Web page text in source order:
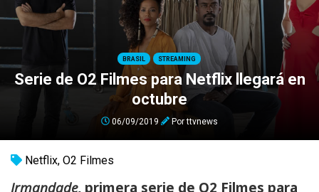
BRASIL STREAMING
Serie de O2 Filmes para Netflix llegará en
octubre
06/09/2019 Porttvnews
Netflix, O2 Filmes
Irmandade, primera serie de O2 Filmes para